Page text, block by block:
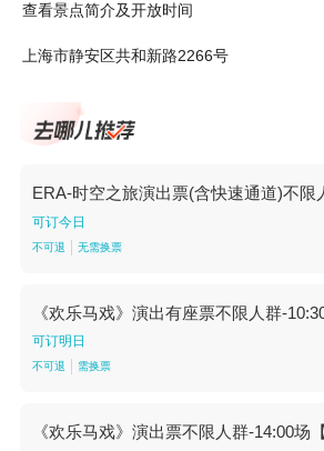
查看景点简介及开放时间
上海市静安区共和新路2266号
ERA-时空之旅演出票(含快速通道)不限
可订今日
不可退 无需换票
《欢乐马戏》演出有座票不限人群-
可订明日
不可退 需换票
《欢乐马戏》演出票不限人群-14:00场